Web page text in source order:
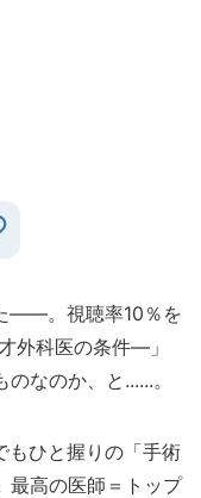
――。視聴率10％を
外科医の条件―」
なのか、と......。
ひと握りの「手術
最高の医師＝トップ